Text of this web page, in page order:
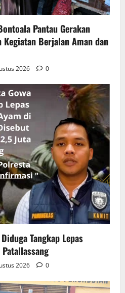
Pantau Gerakan
Kegiatan Berjalan Aman dan
2026 0
Tangkap Lepas
2026 0